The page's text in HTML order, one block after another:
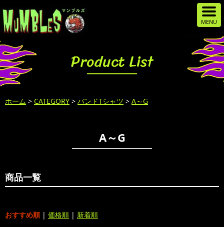
Product List
ホーム > CATEGORY > バンドTシャツ > A～G
A～G
商品一覧
おすすめ順 | 価格順 | 新着順